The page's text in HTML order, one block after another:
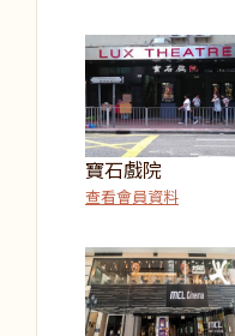
寶石戲院
查看會員資料